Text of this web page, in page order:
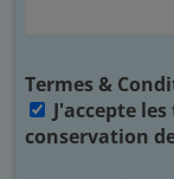
Termes &
J'accepte
conservation